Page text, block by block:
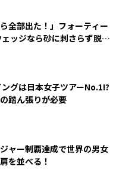
ら全部出た！」フォーティー
ッジなら砂に刺さらず脱出
グは日本女子ツアーNo.1!?
踏ん張りが必要
ャー制覇達成で世界の男女
を並べる！